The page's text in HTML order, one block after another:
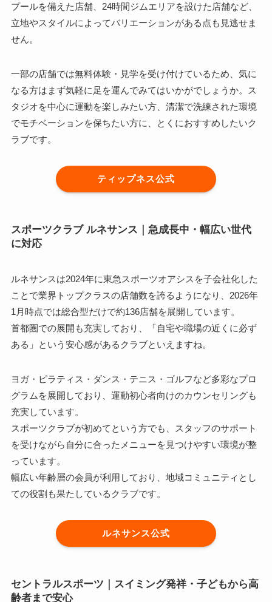
プールを備えた店舗、24時間ジムエリアを設けた店舗など、
立地やスタイルによってバリエーションがある点も見逃せま
せん。
一部の店舗では無料体験・見学を受け付けているため、気に
なる方はまず気軽に足を運んでみてはいかがでしょうか。ス
タジオを中心に運動を楽しみたい方、清潔で洗練された環境
でモチベーションを保ちたい方に、とくにおすすめしたいク
ラブです。
ティップネス公式
スポーツクラブ ルネサンス｜急成長中・幅広い世代
に対応
ルネサンスは2024年に東急スポーツオアシスを子会社化した
ことで業界トップクラスの店舗数を誇るようになり、2026年
1月時点では総合型だけで約136店舗を展開しています。
首都圏での展開も充実しており、「自宅や職場の近くに必ず
ある」という安心感があるクラブといえますね。
ヨガ・ピラティス・ダンス・テニス・ゴルフなど多彩なプロ
グラムを展開しており、運動初心者向けのカウンセリングも
充実しています。
スポーツクラブが初めてという方でも、スタッフのサポート
を受けながら自分に合ったメニューを見つけやすい環境が整
っています。
幅広い年齢層の会員が利用しており、地域コミュニティとし
ての役割も果たしているクラブです。
ルネサンス公式
セントラルスポーツ｜スイミング発祥・子どもから高
齢者まで安心